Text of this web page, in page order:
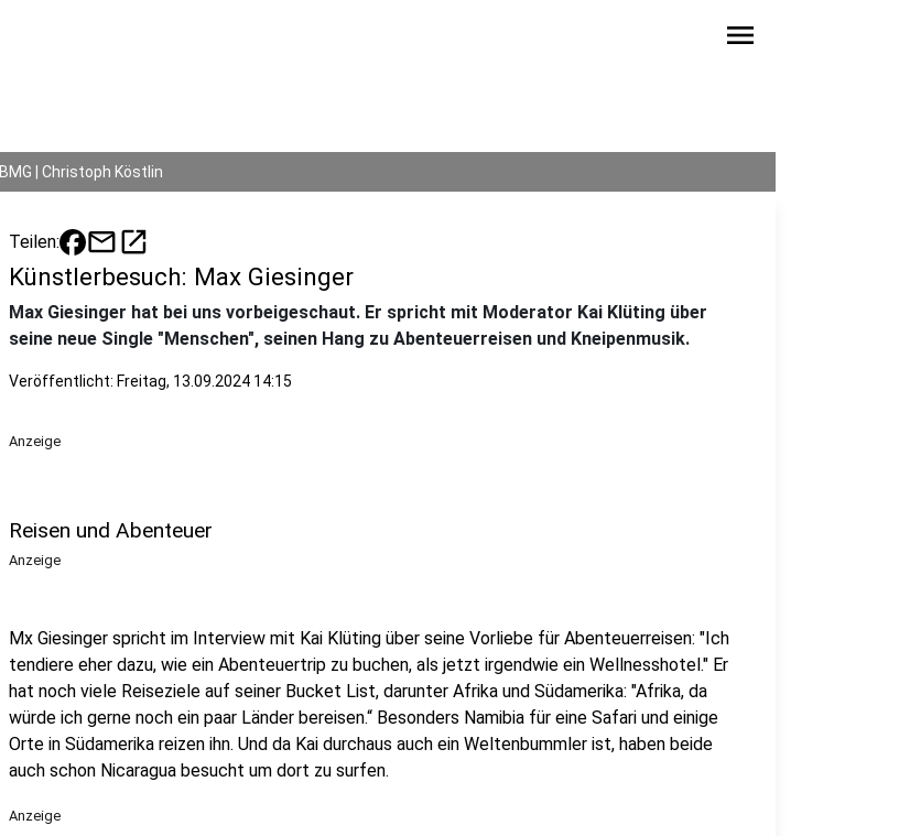
menu
BMG | Christoph Köstlin
Teilen: mailopen_in_new
Künstlerbesuch: Max Giesinger
Max Giesinger hat bei uns vorbeigeschaut. Er spricht mit Moderator Kai Klüting über
seine neue Single "Menschen", seinen Hang zu Abenteuerreisen und Kneipenmusik.
Veröffentlicht: Freitag, 13.09.2024 14:15
Anzeige
Reisen und Abenteuer
Anzeige
Mx Giesinger spricht im Interview mit Kai Klüting über seine Vorliebe für Abenteuerreisen: "Ich
tendiere eher dazu, wie ein Abenteuertrip zu buchen, als jetzt irgendwie ein Wellnesshotel." Er
hat noch viele Reiseziele auf seiner Bucket List, darunter Afrika und Südamerika: "Afrika, da
würde ich gerne noch ein paar Länder bereisen.“ Besonders Namibia für eine Safari und einige
Orte in Südamerika reizen ihn. Und da Kai durchaus auch ein Weltenbummler ist, haben beide
auch schon Nicaragua besucht um dort zu surfen.
Anzeige